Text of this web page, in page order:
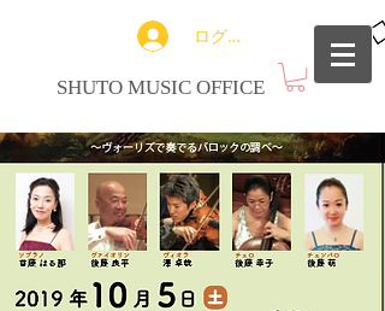
ログイン
SHUTO MUSIC OFFICE